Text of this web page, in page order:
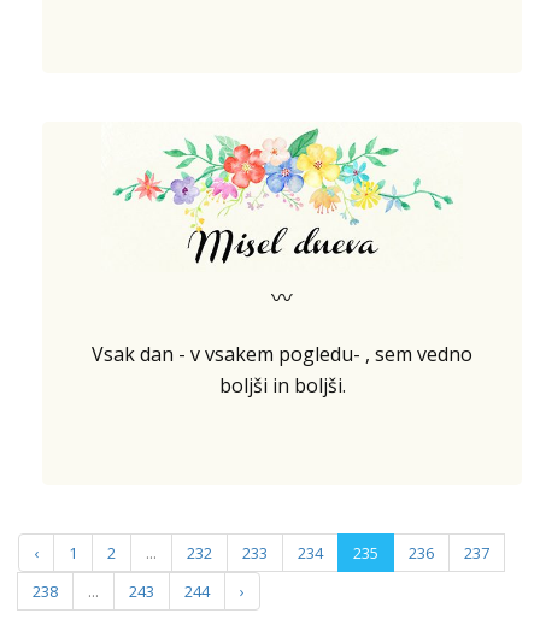
〰
Vsak dan - v vsakem pogledu- , sem vedno
boljši in boljši.
‹ 1 2 ... 232 233 234 235 236
237
238
... 243 244 ›